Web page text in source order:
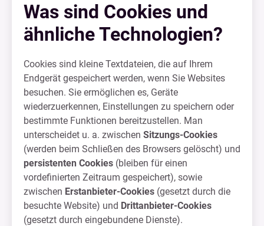
Was sind Cookies und
ähnliche Technologien?
Cookies sind kleine Textdateien, die auf Ihrem
Endgerät gespeichert werden, wenn Sie Websites
besuchen. Sie ermöglichen es, Geräte
wiederzuerkennen, Einstellungen zu speichern oder
bestimmte Funktionen bereitzustellen. Man
unterscheidet u. a. zwischen Sitzungs-Cookies
(werden beim Schließen des Browsers gelöscht) und
persistenten Cookies (bleiben für einen
vordefinierten Zeitraum gespeichert), sowie
zwischen Erstanbieter-Cookies (gesetzt durch die
besuchte Website) und Drittanbieter-Cookies
(gesetzt durch eingebundene Dienste).